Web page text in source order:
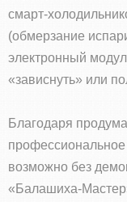
(обмерзание
электронный
«зависнуть» или
Благодаря
возможно без
«Балашиха-